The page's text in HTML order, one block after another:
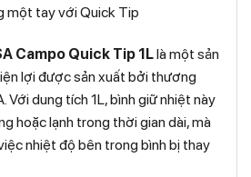
một tay với Quick Tip
Campo Quick Tip 1Llà một sản
lợi được sản xuất bởi thương
Với dung tích 1L, bình giữ nhiệt này
hoặc lạnh trong thời gian dài, mà
nhiệt độ bên trong bình bị thay